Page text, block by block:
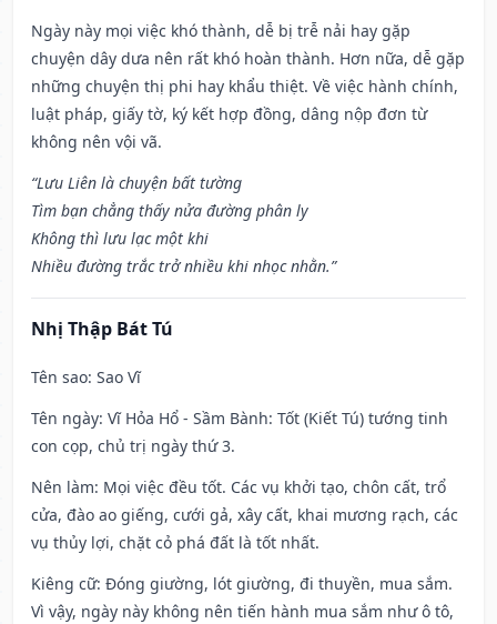
Ngày này mọi việc khó thành, dễ bị trễ nải hay gặp
chuyện dây dưa nên rất khó hoàn thành. Hơn nữa, dễ gặp
những chuyện thị phi hay khẩu thiệt. Về việc hành chính,
luật pháp, giấy tờ, ký kết hợp đồng, dâng nộp đơn từ
không nên vội vã.
“Lưu Liên là chuyện bất tường
Tìm bạn chẳng thấy nửa đường phân ly
Không thì lưu lạc một khi
Nhiều đường trắc trở nhiều khi nhọc nhằn.”
Nhị Thập Bát Tú
Tên sao: Sao Vĩ
Tên ngày: Vĩ Hỏa Hổ - Sầm Bành: Tốt (Kiết Tú) tướng tinh
con cọp, chủ trị ngày thứ 3.
Nên làm: Mọi việc đều tốt. Các vụ khởi tạo, chôn cất, trổ
cửa, đào ao giếng, cưới gả, xây cất, khai mương rạch, các
vụ thủy lợi, chặt cỏ phá đất là tốt nhất.
Kiêng cữ: Đóng giường, lót giường, đi thuyền, mua sắm.
Vì vậy, ngày này không nên tiến hành mua sắm như ô tô,